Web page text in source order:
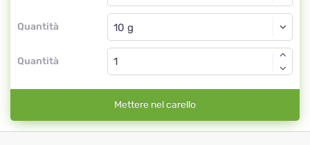
Quantità
Globuli
Quantità
Mettere nel carello